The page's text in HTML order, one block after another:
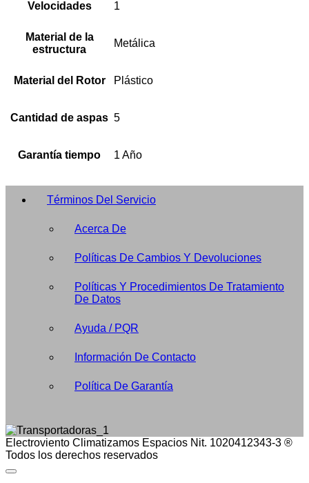
Velocidades 1
Material de la
estructura
Metálica
Material del Rotor Plástico
Cantidad de aspas 5
Garantía tiempo 1 Año
Términos Del Servicio
Acerca De
Políticas De Cambios Y Devoluciones
Políticas Y Procedimientos De Tratamiento
De Datos
Ayuda / PQR
Información De Contacto
Política De Garantía
Electroviento Climatizamos Espacios Nit. 1020412343-3 ®
Todos los derechos reservados